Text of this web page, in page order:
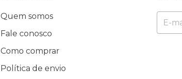
Quem somos
Fale conosco
Como comprar
Política de envio